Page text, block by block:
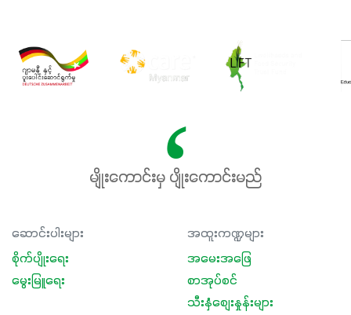
မျိုးကောင်းမှ ပျိုးကောင်းမည်
ဆောင်းပါးများ
စိုက်ပျိုးရေး
မွေးမြူရေး
အထူးကဏ္ဍများ
အမေးအဖြေ
စာအုပ်စင်
သီးနှံစျေးနှုန်းများ